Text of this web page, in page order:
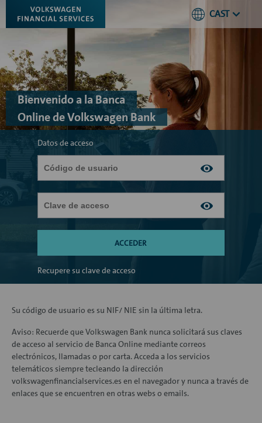
CAST
Bienvenido a la Banca
Online de Volkswagen Bank
Datos de acceso
ACCEDER
Recupere su clave de acceso
Su código de usuario es su NIF/ NIE sin la última letra.
Aviso: Recuerde que Volkswagen Bank nunca solicitará sus claves
de acceso al servicio de Banca Online mediante correos
electrónicos, llamadas o por carta. Acceda a los servicios
telemáticos siempre tecleando la dirección
volkswagenfinancialservices.es en el navegador y nunca a través de
enlaces que se encuentren en otras webs o emails.